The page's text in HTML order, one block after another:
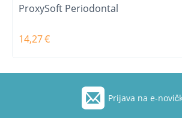
ProxySoft Periodontal
14,27€
Prijava na e-